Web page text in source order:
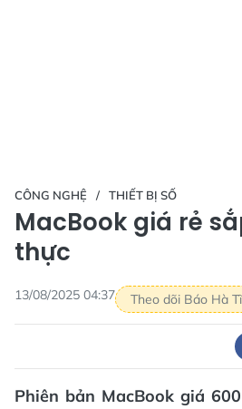
CÔNG NGHỆ THIẾT BỊ SỐ
MacBook giá rẻ
thực
13/08/2025 04:37 Theo dõi Báo Hà
Phiên bản MacBook giá